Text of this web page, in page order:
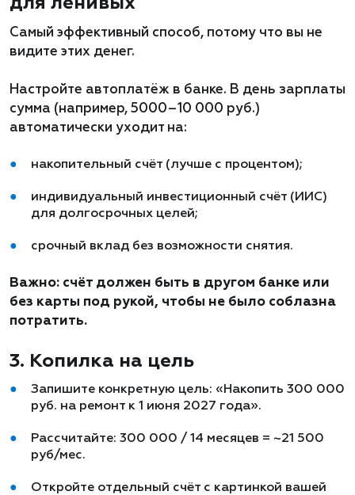
Самый эффективный способ, потому что вы не
видите этих денег.
Настройте автоплатёж в банке. В день зарплаты
сумма (например, 5000–10 000 руб.)
автоматически уходит на:
накопительный счёт (лучше с процентом);
индивидуальный инвестиционный счёт (ИИС)
для долгосрочных целей;
срочный вклад без возможности снятия.
Важно: счёт должен быть в другом банке или
без карты под рукой, чтобы не было соблазна
потратить.
3. Копилка на цель
Запишите конкретную цель: «Накопить 300 000
руб. на ремонт к 1 июня 2027 года».
Рассчитайте: 300 000 / 14 месяцев = ~21 500
руб/мес.
Откройте отдельный счёт с картинкой вашей